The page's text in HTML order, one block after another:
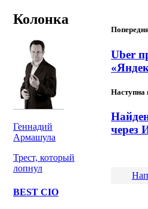
Колонка
Геннадий
Армашула
Трест, который
лопнул
BEST CIO
Uber
Наступна
через